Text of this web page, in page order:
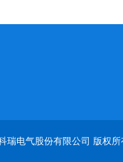
瑞电气股份有限公司 版权